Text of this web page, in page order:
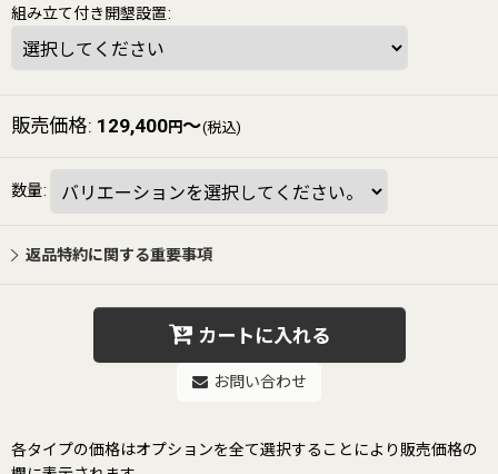
組み立て付き開墾設置:
販売価格: 129,400円～(税込)
数量:
返品特約に関する重要事項
カートに入れる
お問い合わせ
各タイプの価格はオプションを全て選択することにより販売価格の